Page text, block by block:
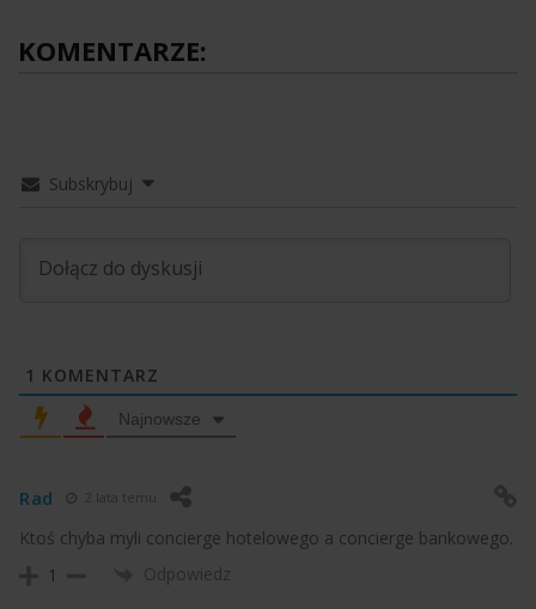
KOMENTARZE:
Subskrybuj
1 KOMENTARZ
Najnowsze
Rad 2 lata temu
Ktoś chyba myli concierge hotelowego a concierge bankowego.
1
Odpowiedz